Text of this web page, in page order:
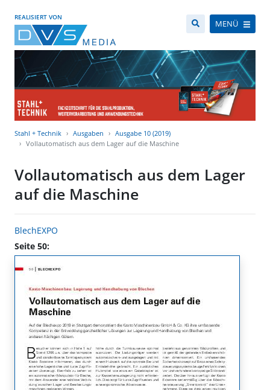
REALISIERT VON
MENÜ
Stahl + Technik Ausgaben
Ausgabe 10 (2019)
Vollautomatisch aus dem Lager auf die Maschine
Vollautomatisch aus dem Lager
auf die Maschine
BlechEXPO
Seite 50: